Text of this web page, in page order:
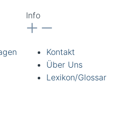
Info
Kontakt
Über Uns
Lexikon/Glossar